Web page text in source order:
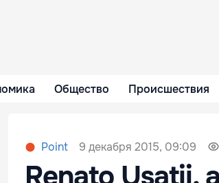
Общество Происшествия
Point 9 декабря 2015, 09:09